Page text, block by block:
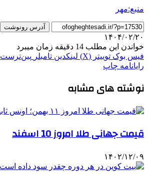
منبع:مهر
آدرس رونوشت
۱۴۰۴/۰۲/۲۰
خواندن این مطلب 14 دقیقه زمان میبرد
فیس بوک توییتر (X) لینکدین ‫تامبلر ‫پین‌ترست
رایانامه چاپ
نوشته های مشابه
قیمت جهانی طلا امروز 10 اسفند
۱۴۰۲/۱۲/۰۹